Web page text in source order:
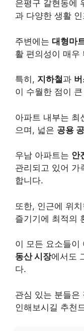
은평구 갈현동에
과 다양한 생활
주변에는 대형마
활 편의성이 매우
특히, 지하철과
이 수월한 점이
아파트 내부는 최
으며, 넓은 공용
우남 아파트는 안
관리되고 있어 가
합니다.
또한, 인근에 위
즐기기에 최적의
이 모든 요소들이
동산 시장에서도
다.
관심 있는 분들은
인해보시길 추천